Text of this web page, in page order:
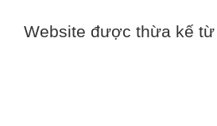
Chương 21
Website được thừa kế